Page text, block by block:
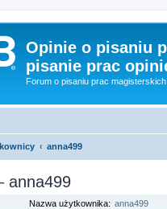
Opinie o pisaniu
pisanie prac
Forum o pisaniu prac
anna499
anna499
Nazwa użytkownika: anna499